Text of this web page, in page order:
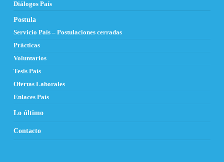
Diálogos País
Postula
Servicio País – Postulaciones cerradas
Prácticas
Voluntarios
Tesis País
Ofertas Laborales
Enlaces País
Lo último
Contacto